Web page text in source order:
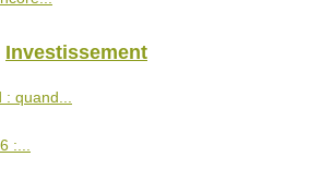
Investissement
quand...
:...